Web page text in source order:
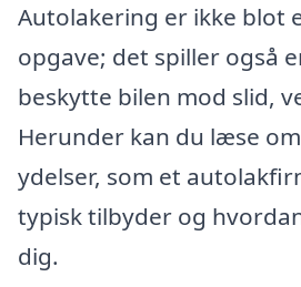
Autolakering er ikke blot
opgave; det spiller også
beskytte bilen mod slid,
Herunder kan du læse
ydelser, som et
typisk tilbyder og
dig.